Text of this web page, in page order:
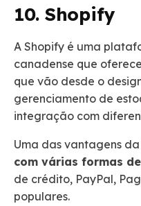
10. Shopify
A Shopify é uma
canadense que
que vão desde o
gerenciamento de
integração com
Uma das vantagens
com várias formas
de crédito, PayPal,
populares.